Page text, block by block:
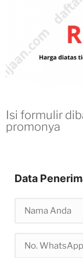
Isi formulir
promonya
Data